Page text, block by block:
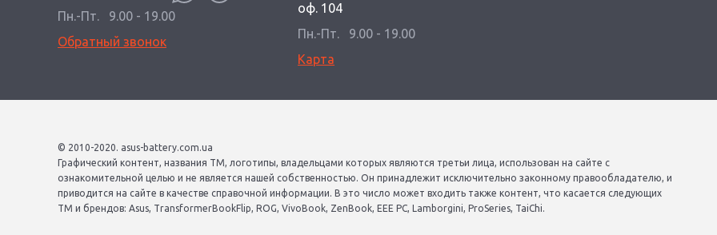
Пн.-Пт.
9.00 - 19.00
Обратный звонок
оф. 104
Пн.-Пт.
9.00 - 19.00
Карта
© 2010-2020. asus-battery.com.ua
Графический контент, названия ТМ, логотипы, владельцами которых являются третьи лица, использован на сайте с
ознакомительной целью и не является нашей собственностью. Он принадлежит исключительно законному правообладателю, и
приводится на сайте в качестве справочной информации. В это число может входить также контент, что касается следующих
ТМ и брендов: Asus, TransformerBookFlip, ROG, VivoBook, ZenBook, EEE PC, Lamborgini, ProSeries, TaiChi.